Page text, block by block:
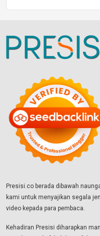
Presisi.co berada dibawah
kami untuk menyajikan segala
video kepada para pembaca.
Kehadiran Presisi diharapkan